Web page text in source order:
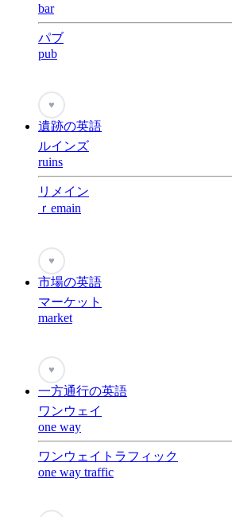
bar
パブ
pub
♥
遺跡の英語
ルインズ
ruins
リメイン
ｒemain
♥
市場の英語
マーケット
market
♥
一方通行の英語
ワンウェイ
one way
ワンウェイトラフィック
one way traffic